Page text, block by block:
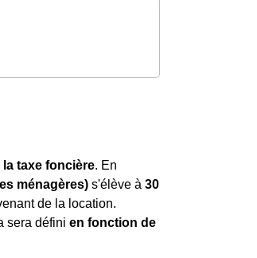
la taxe foncière. En
ménagères) s'élève à 30
de la location.
sera défini en fonction de